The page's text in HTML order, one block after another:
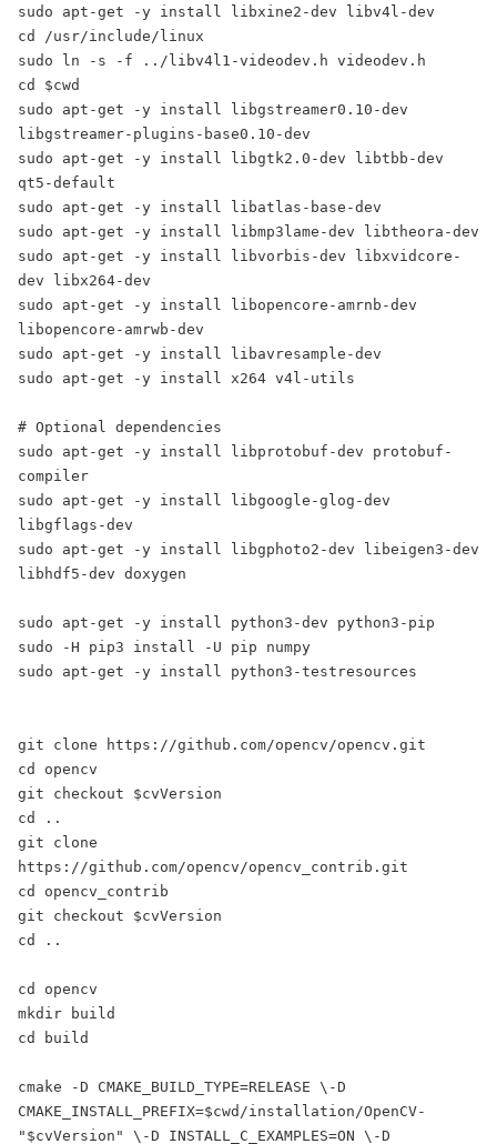
sudo apt-get -y install libxine2-dev libv4l-dev
cd /usr/include/linux
sudo ln -s -f ../libv4l1-videodev.h videodev.h
cd $cwd
sudo apt-get -y install libgstreamer0.10-dev
libgstreamer-plugins-base0.10-dev
sudo apt-get -y install libgtk2.0-dev libtbb-dev
qt5-default
sudo apt-get -y install libatlas-base-dev
sudo apt-get -y install libmp3lame-dev libtheora-dev
sudo apt-get -y install libvorbis-dev libxvidcore-
dev libx264-dev
sudo apt-get -y install libopencore-amrnb-dev
libopencore-amrwb-dev
sudo apt-get -y install libavresample-dev
sudo apt-get -y install x264 v4l-utils
# Optional dependencies
sudo apt-get -y install libprotobuf-dev protobuf-
compiler
sudo apt-get -y install libgoogle-glog-dev
libgflags-dev
sudo apt-get -y install libgphoto2-dev libeigen3-dev
libhdf5-dev doxygen
sudo apt-get -y install python3-dev python3-pip
sudo -H pip3 install -U pip numpy
sudo apt-get -y install python3-testresources
git clone https://github.com/opencv/opencv.git
cd opencv
git checkout $cvVersion
cd ..
git clone
https://github.com/opencv/opencv_contrib.git
cd opencv_contrib
git checkout $cvVersion
cd ..
cd opencv
mkdir build
cd build
cmake -D CMAKE_BUILD_TYPE=RELEASE \-D
CMAKE_INSTALL_PREFIX=$cwd/installation/OpenCV-
"$cvVersion" \-D INSTALL_C_EXAMPLES=ON \-D